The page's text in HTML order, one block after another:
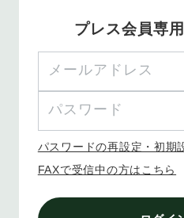
プレス会員専
パスワードの再設定・初期
FAXで受信中の方はこちら